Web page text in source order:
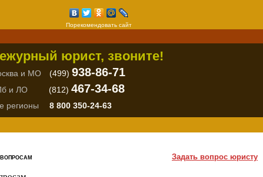
Порекомендовать сайт
юрист, звоните!
и МО (499) 938-86-71
и ЛО (812) 467-34-68
регионы 8 800 350-24-63
Задать вопрос юристу